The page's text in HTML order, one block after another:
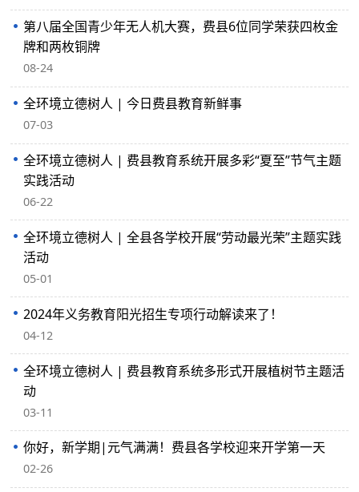
第八届全国青少年无人机大赛，费县6位同学荣获四枚金
牌和两枚铜牌
08-24
全环境立德树人 | 今日费县教育新鲜事
07-03
全环境立德树人 | 费县教育系统开展多彩“夏至”节气主题
实践活动
06-22
全环境立德树人 | 全县各学校开展“劳动最光荣”主题实践
活动
05-01
2024年义务教育阳光招生专项行动解读来了！
04-12
全环境立德树人 | 费县教育系统多形式开展植树节主题活
动
03-11
你好，新学期|元气满满！费县各学校迎来开学第一天
02-26